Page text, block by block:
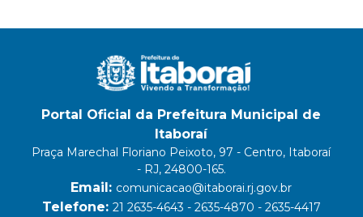
Portal Oficial da Prefeitura Municipal de
Itaboraí
Praça Marechal Floriano Peixoto, 97 - Centro, Itaboraí
- RJ, 24800-165.
Email: comunicacao@itaborai.rj.gov.br
Telefone: 21 2635-4643 - 2635-4870 - 2635-4417